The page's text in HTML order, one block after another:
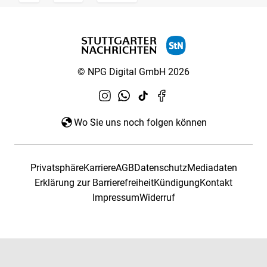
© NPG Digital GmbH 2026
Wo Sie uns noch folgen können
PrivatsphäreKarriereAGBDatenschutzMediadaten
Erklärung zur BarrierefreiheitKündigungKontakt
ImpressumWiderruf